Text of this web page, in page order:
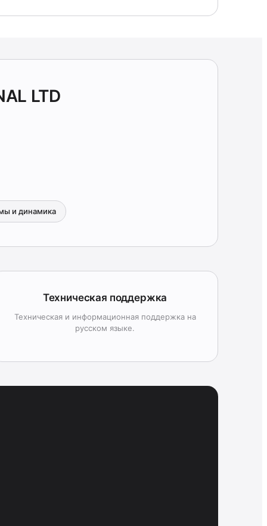
LTD
и динамика
Техническая поддержка
Техническая и информационная поддержка на
русском языке.